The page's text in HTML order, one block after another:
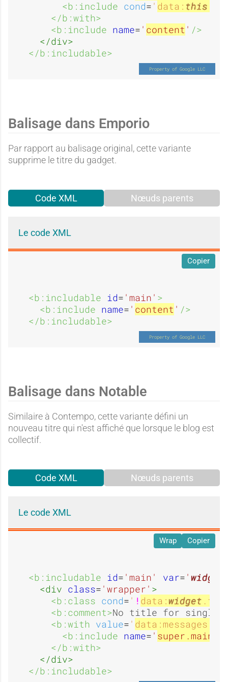
e
<b:include cond= ' data: this
</b:with>
<b:include name= ' content ' />
</div>
</b:includable>
Balisage dans Emporio
Par rapport au balisage original, cette variante
supprime le titre du gadget.
Code XML Nœuds parents
Le code XML
<b:includable id= 'main' >
<b:include name= ' content ' />
</b:includable>
Copier
Balisage dans Notable
Similaire à Contempo, cette variante défini un
nouveau titre qui n'est affiché que lorsque le blog est
collectif.
Code XML Nœuds parents
Le code XML
<b:includable id= 'main' var= ' widget
<div class= 'wrapper' >
<b:class cond= ' ! data:widget
<b:comment>No title for single
<b:with value= '
<b:include name= ' super.main
</b:with>
</div>
</b:includable>
Wrap Copier